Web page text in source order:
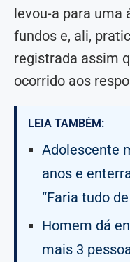
levou-a para uma
fundos e, ali,
registrada assim
ocorrido aos
LEIA TAMBÉM:
Adolescente
anos e
“Faria tudo
Homem dá
mais 3